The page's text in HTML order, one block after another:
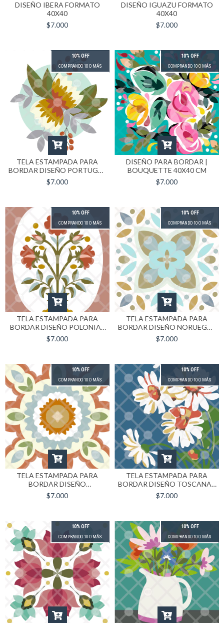
DISEÑO IBERA FORMATO
40X40
$7.000
DISEÑO IGUAZU FORMATO
40X40
$7.000
10% OFF
COMPRANDO 10 O MÁS
TELA ESTAMPADA PARA
BORDAR DISEÑO PORTUGAL
| FORMATO 40X40
$7.000
10% OFF
COMPRANDO 10 O MÁS
DISEÑO PARA BORDAR |
BOUQUETTE 40X40 CM
$7.000
10% OFF
COMPRANDO 10 O MÁS
TELA ESTAMPADA PARA
BORDAR DISEÑO POLONIA |
FORMATO 40X40
$7.000
10% OFF
COMPRANDO 10 O MÁS
TELA ESTAMPADA PARA
BORDAR DISEÑO NORUEGA |
FORMATO 40X40
$7.000
10% OFF
COMPRANDO 10 O MÁS
TELA ESTAMPADA PARA
BORDAR DISEÑO
DINAMARCA | FORMATO
40X40
$7.000
10% OFF
COMPRANDO 10 O MÁS
TELA ESTAMPADA PARA
BORDAR DISEÑO TOSCANA |
FORMATO 40X40
$7.000
10% OFF
COMPRANDO 10 O MÁS
10% OFF
COMPRANDO 10 O MÁS